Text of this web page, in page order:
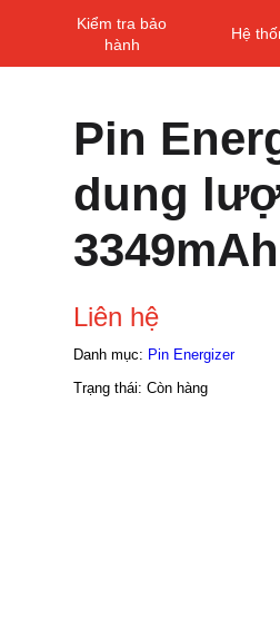
Kiểm tra bảo
hành
Hệ
Pin
dung
3349mAh
Liên hệ
Danh mục: Pin Energizer
Trạng thái: Còn hàng